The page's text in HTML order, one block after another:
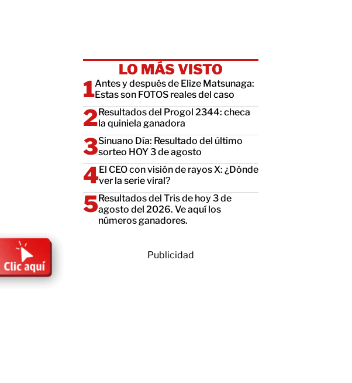
LO MÁS VISTO
Antes y después de Elize Matsunaga:
Estas son FOTOS reales del caso
Resultados del Progol 2344: checa
la quiniela ganadora
Sinuano Día: Resultado del último
sorteo HOY 3 de agosto
El CEO con visión de rayos X: ¿Dónde
ver la serie viral?
Resultados del Tris de hoy 3 de
agosto del 2026. Ve aquí los
números ganadores.
Publicidad